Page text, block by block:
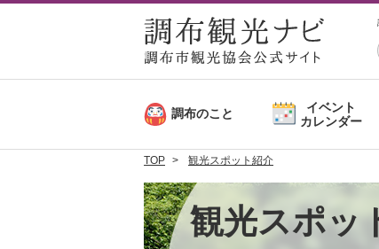
調布のこと
イベント
カレンダー
TOP 観光スポット紹介
観光スポッ